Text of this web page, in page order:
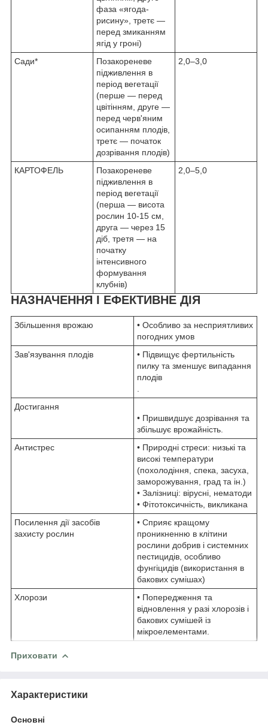
фаза «ягода-
рисину», третє —
перед змиканням
ягід у гроні)
Сади*
Позакореневе
підживлення в
період вегетації
(перше — перед
цвітінням, друге —
перед черв'яним
осипанням плодів,
третє — початок
дозрівання плодів)
2,0–3,0
КАРТОФЕЛЬ
Позакореневе
підживлення в
період вегетації
(перша — висота
рослин 10-15 см,
друга — через 15
діб, третя — на
початку
інтенсивного
формування
клубнів)
2,0–5,0
НАЗНАЧЕННЯ І ЕФЕКТИВНЕ ДІЯ
Збільшення врожаю
• Особливо за несприятливих
погодних умов
Зав'язування плодів
• Підвищує фертильність
пилку та зменшує випадання
плодів
Достигання
• Пришвидшує дозрівання та
збільшує врожайність.
Антистрес
• Природні стреси: низькі та
високі температури
(похолодіння, спека, засуха,
заморожування, град та ін.)
• Залізниці: вірусні, нематоди
• Фітотоксичність, викликана
Посилення дії засобів
захисту рослин
• Сприяє кращому
проникненню в клітини
рослини добрив і системних
пестицидів, особливо
фунгіцидів (використання в
бакових сумішах)
Хлорози
• Попередження та
відновлення у разі хлорозів і
бакових сумішей із
мікроелементами.
Приховати
Характеристики
Основні